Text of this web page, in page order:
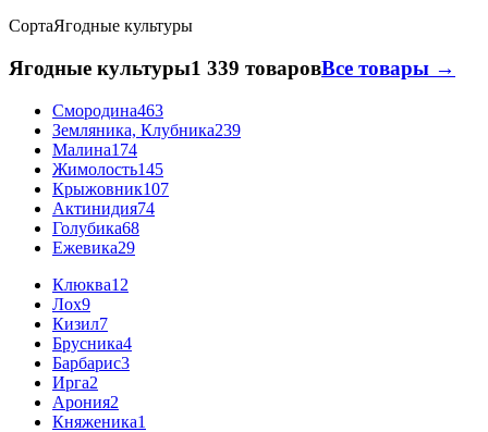
СортаЯгодные культуры
Ягодные культуры1 339 товаровВсе товары →
Смородина463
Земляника, Клубника239
Малина174
Жимолость145
Крыжовник107
Актинидия74
Голубика68
Ежевика29
Клюква12
Лох9
Кизил7
Брусника4
Барбарис3
Ирга2
Арония2
Княженика1